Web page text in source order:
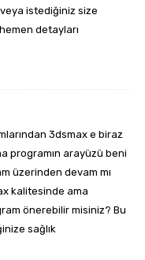
istediğiniz size
detayları
3dsmax e biraz
programın arayüzü beni
üzerinden devam mı
kalitesinde ama
önerebilir misiniz? Bu
sağlık